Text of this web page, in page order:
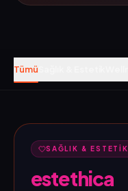
Tümü
SAĞLIK & ESTETIK
estethica